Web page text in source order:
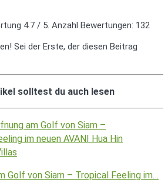
4.7 / 5. Anzahl Bewertungen: 132
Sei der Erste, der diesen Beitrag
solltest du auch lesen
Golf von Siam – Tropical Feeling im…